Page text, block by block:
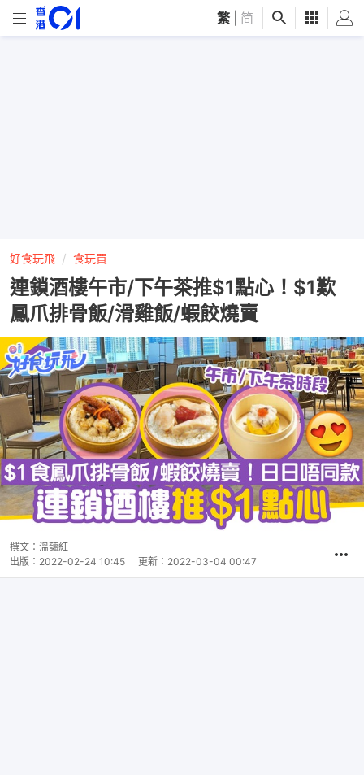
繁 简
好食玩飛 食玩買
連鎖酒樓午市/下午茶推$1點心！$1歎
鳳爪排骨飯/滑雞飯/蝦餃燒賣
撰文： 溫藹紅
出版： 2022-02-24 10:45 更新： 2022-03-04 00:47